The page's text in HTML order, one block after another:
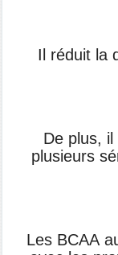
Il réduit la
De plus,
plusieurs
Les BCAA